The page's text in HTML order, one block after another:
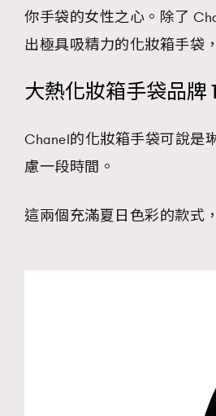
你手袋的女性之心。除了
出極具吸精力的化妝箱手袋
大熱化妝箱手袋品牌
Chanel的化妝箱手袋可說是
慮一段時間。
這兩個充滿夏日色彩的款式